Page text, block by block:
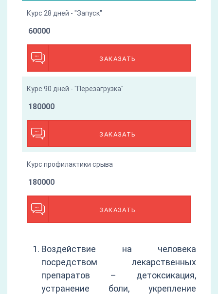
Курс 28 дней - "Запуск"
ЗАКАЗАТЬ
60000
Курс 90 дней - "Перезагрузка"
ЗАКАЗАТЬ
180000
Курс профилактики срыва
ЗАКАЗАТЬ
180000
Воздействие на человека
посредством лекарственных
препаратов – детоксикация,
устранение боли, укрепление